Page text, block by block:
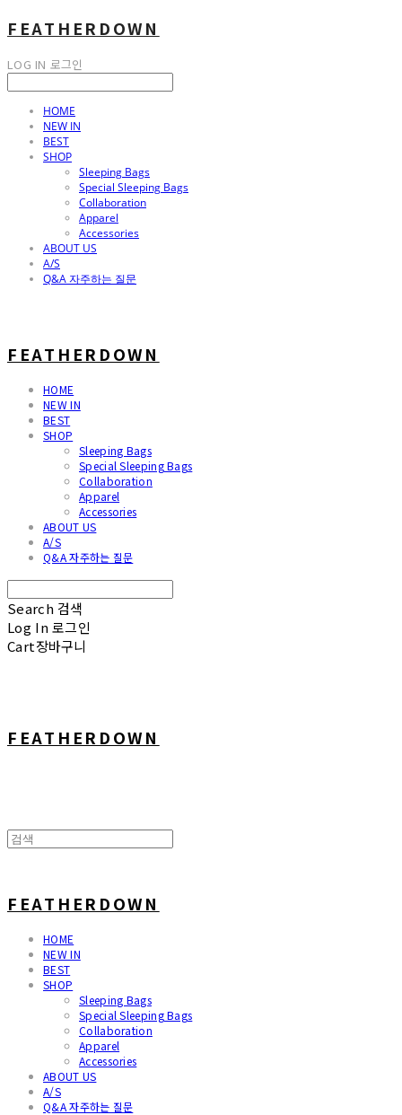
FEATHERDOWN
LOG IN 로그인
HOME
NEW IN
BEST
SHOP
Sleeping Bags
Special Sleeping Bags
Collaboration
Apparel
Accessories
ABOUT US
A/S
Q&A 자주하는 질문
FEATHERDOWN
HOME
NEW IN
BEST
SHOP
Sleeping Bags
Special Sleeping Bags
Collaboration
Apparel
Accessories
ABOUT US
A/S
Q&A 자주하는 질문
Search 검색
Log In 로그인
Cart장바구니
FEATHERDOWN
FEATHERDOWN
HOME
NEW IN
BEST
SHOP
Sleeping Bags
Special Sleeping Bags
Collaboration
Apparel
Accessories
ABOUT US
A/S
Q&A 자주하는 질문